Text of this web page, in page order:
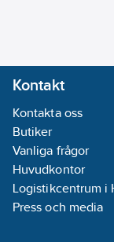
Kontakt
Kontakta oss
Butiker
Vanliga frågor
Huvudkontor
Logistikcentrum i
Press och media